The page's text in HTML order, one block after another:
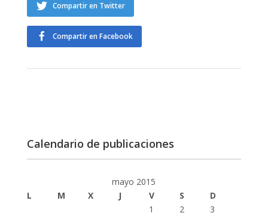
Compartir en Twitter
Compartir en Facebook
Calendario de publicaciones
mayo 2015
L
M X J V S
D
1
2
3